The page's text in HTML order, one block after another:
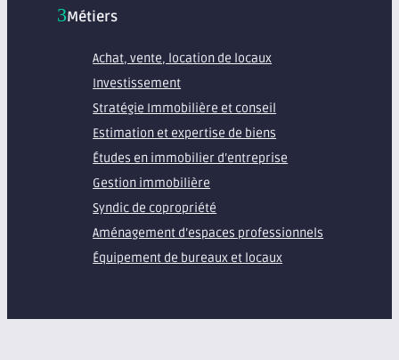
Métiers
Achat, vente, location de locaux
Investissement
Stratégie Immobilière et conseil
Estimation et expertise de biens
Études en immobilier d’entreprise
Gestion immobilière
Syndic de copropriété
Aménagement d’espaces professionnels
Équipement de bureaux et locaux